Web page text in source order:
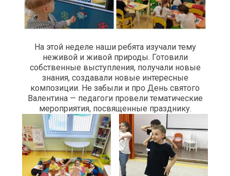
На этой неделе наши ребята изучали тему
неживой и живой природы. Готовили
собственные выступления, получали новые
знания, создавали новые интересные
композиции. Не забыли и про День святого
Валентина — педагоги провели тематические
мероприятия, посвященные празднику.